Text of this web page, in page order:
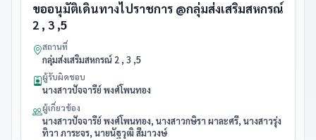
ขออนุมัติเดินทางไปราชการ @กลุ่มส่งเสริมสหกรณ์
2 , 3 ,5
สถานที่
กลุ่มส่งเสริมสหกรณ์ 2 , 3 ,5
ผู้รับผิดชอบ
นางสาวปัจจารีย์ พงศ์โพนทอง
ผู้เกี่ยวข้อง
นางสาวปัจจารีย์ พงศ์โพนทอง, นางสาวกษิรา ผาละศรี, นางสาวรุ่ง
ทิวา ภาระจร, นายนัฐวุฒิ สีมาวงษ์